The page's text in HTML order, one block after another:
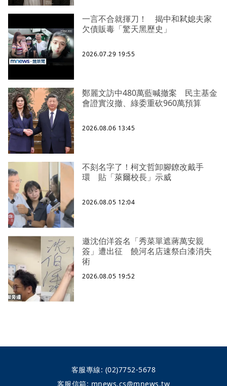
一言不合就揮刀！ 揭中和弒媳夫家
欠債販毒「驚天黑歷史」
2026.07.29 19:55
鄭麗文訪中480萬藍喊撤案 民主基金
會證實沒撤、綠委重砍960萬預算
2026.08.06 13:45
不刻名字了！柯文哲卸腳鐐改戴手
環 貼「萊爾校長」示威
2026.08.05 12:04
邀沈伯洋簽名「秀菜單遮蔣萬安親
簽」遭出征 饒河名店速祭白漆消失
術
2026.08.05 19:52
客服專線: (02)7752-5678
客服信箱: mnews.cs@mnews.tw